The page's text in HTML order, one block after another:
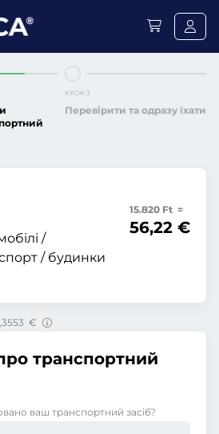
КРОК 3
Перевірити та одразу їхати
/
/ будинки
15.820 Ft =
56,22 €
€
транспортний
ваш транспортний засіб?